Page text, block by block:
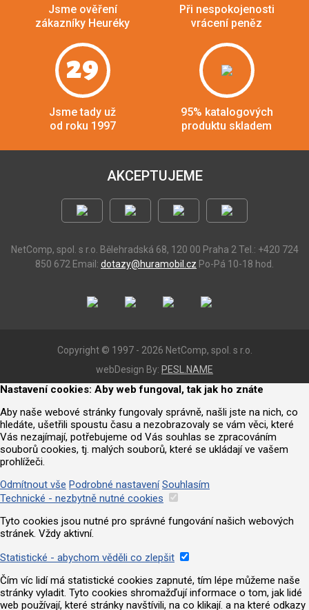
Jsme ověření
zákazníky Heuréky
Při nespokojenosti
vrácení peněz
29
Jsme tady už
od roku 1997
95% katalogových
produktu skladem
AKCEPTUJEME
NetComp, spol. s r.o. Bělehradská 68, 120 00 Praha 2 Tel.: +420 724
850 672 Email: dotazy@huramobil.cz Po-Pá 10-18 hod.
Copyright © 1997 - 2026 NetComp, spol. s r.o.
webDesign By: PESL.NAME
Nastavení cookies: Aby web fungoval, tak jak ho znáte
Aby naše webové stránky fungovaly správně, našli jste na nich, co
hledáte, ušetřili spoustu času a nezobrazovaly se vám věci, které
Vás nezajímají, potřebujeme od Vás souhlas se zpracováním
souborů cookies, tj. malých souborů, které se ukládají ve vašem
prohlížeči.
Odmítnout vše Podrobné nastavení Souhlasím
Technické - nezbytně nutné cookies
Tyto cookies jsou nutné pro správné fungování našich webových
stránek. Vždy aktivní.
Statistické - abychom věděli co zlepšit
Čím víc lidí má statistické cookies zapnuté, tím lépe můžeme naše
stránky vyladit. Tyto cookies shromažďují informace o tom, jak lidé
web používají, které stránky navštívili, na co klikají. a na které odkazy